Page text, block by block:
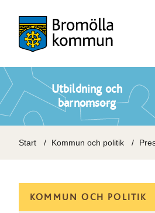
Utbildning och
barnomsorg
Start Kommun och politik
KOMMUN OCH POLITIK